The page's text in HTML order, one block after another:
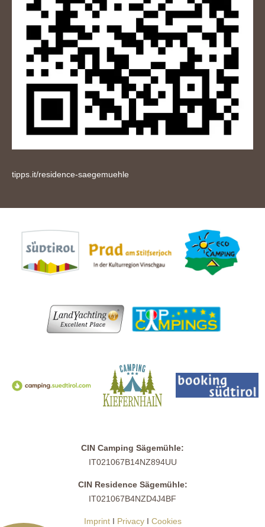
tipps.it/residence-saegemuehle
CIN Camping Sägemühle:
IT021067B14NZ894UU
CIN Residence Sägemühle:
IT021067B4NZD4J4BF
ImprintI PrivacyI Cookies